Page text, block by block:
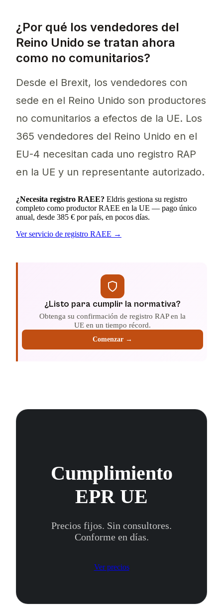
¿Por qué los vendedores del
Reino Unido se tratan ahora
como no comunitarios?
Desde el Brexit, los vendedores con
sede en el Reino Unido son productores
no comunitarios a efectos de la UE. Los
365 vendedores del Reino Unido en el
EU-4 necesitan cada uno registro RAP
en la UE y un representante autorizado.
¿Necesita registro RAEE? Eldris gestiona su registro
completo como productor RAEE en la UE — pago único
anual, desde 385 € por país, en pocos días.
Ver servicio de registro RAEE →
¿Listo para cumplir la normativa?
Obtenga su confirmación de registro RAP en la
UE en un tiempo récord.
Comenzar →
Cumplimiento
EPR UE
Precios fijos. Sin consultores.
Conforme en días.
Ver precios